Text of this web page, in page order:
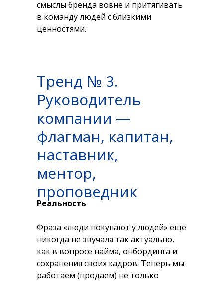
смыслы бренда вовне и притягивать
в команду людей с близкими
ценностями.
Тренд № 3.
Руководитель
компании —
флагман, капитан,
наставник,
ментор,
проповедник
Реальность
Фраза «люди покупают у людей» еще
никогда не звучала так актуально,
как в вопросе найма, онбординга и
сохранения своих кадров. Теперь мы
работаем (продаем) не только